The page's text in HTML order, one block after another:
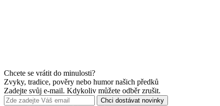
Chcete se vrátit do minulosti?
Zvyky, tradice, pověry nebo humor našich předků
Zadejte svůj e-mail. Kdykoliv můžete odběr zrušit.
Chci dostávat novinky